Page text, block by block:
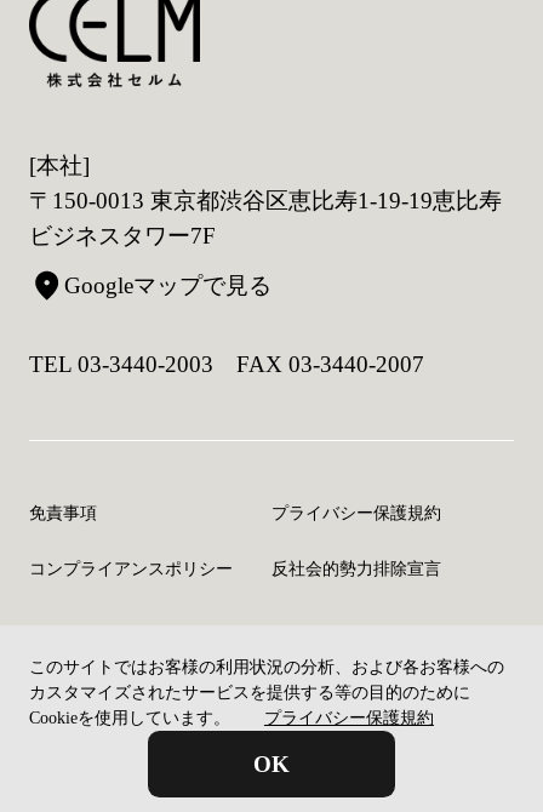
このサイトではお客様の利用状況の分析、および各お客様への
カスタマイズされたサービスを提供する等の目的のために
Cookieを使用しています。 プライバシー保護規約
OK
[本社]
〒150-0013 東京都渋谷区恵比寿1-19-19恵比寿
ビジネスタワー7F
Googleマップで見る
TEL 03-3440-2003 FAX 03-3440-2007
免責事項 プライバシー保護規約
コンプライアンスポリシー 反社会的勢力排除宣言
©Copyright CELM Inc. All rights reserved.